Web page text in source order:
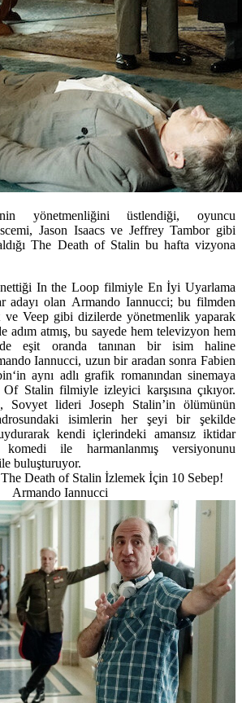
yönetmenliğini üstlendiği, oyuncu
Jason Isaacs ve Jeffrey Tambor gibi
The Death of Stalin bu hafta vizyona
In the Loop filmiyle En İyi Uyarlama
adayı olan Armando Iannucci;bu filmden
Veep gibi dizilerde yönetmenlik yaparak
adım atmış, bu sayede hem televizyon hem
eşit oranda tanınan bir isim haline
Iannucci, uzun bir aradan sonra Fabien
‘in aynı adlı grafik romanından sinemaya
Stalin filmiyle izleyici karşısına çıkıyor.
lideri Joseph Stalin’in ölümünün
isimlerin her şeyi bir şekilde
kendi içlerindeki amansız iktidar
ile harmanlanmış versiyonunu
buluşturuyor.
Death of Stalin İzlemek İçin 10 Sebep!
Armando Iannucci